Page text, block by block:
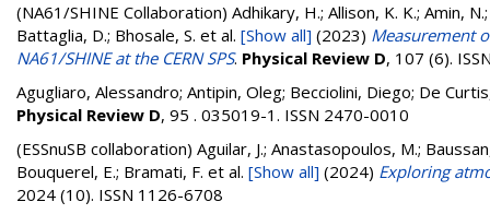
(NA61/SHINE Collaboration) Adhikary, H.; Allison, K. K.; Amin,
Battaglia, D.; Bhosale, S. et al. [Show all] (2023) Measurement
NA61/SHINE at the CERN SPS. Physical Review D, 107 (6).
Agugliaro, Alessandro; Antipin, Oleg; Becciolini, Diego; De
Physical Review D, 95 . 035019-1. ISSN 2470-0010
(ESSnuSB collaboration) Aguilar, J.; Anastasopoulos, M.;
Bouquerel, E.; Bramati, F. et al. [Show all] (2024) Exploring
2024 (10). ISSN 1126-6708